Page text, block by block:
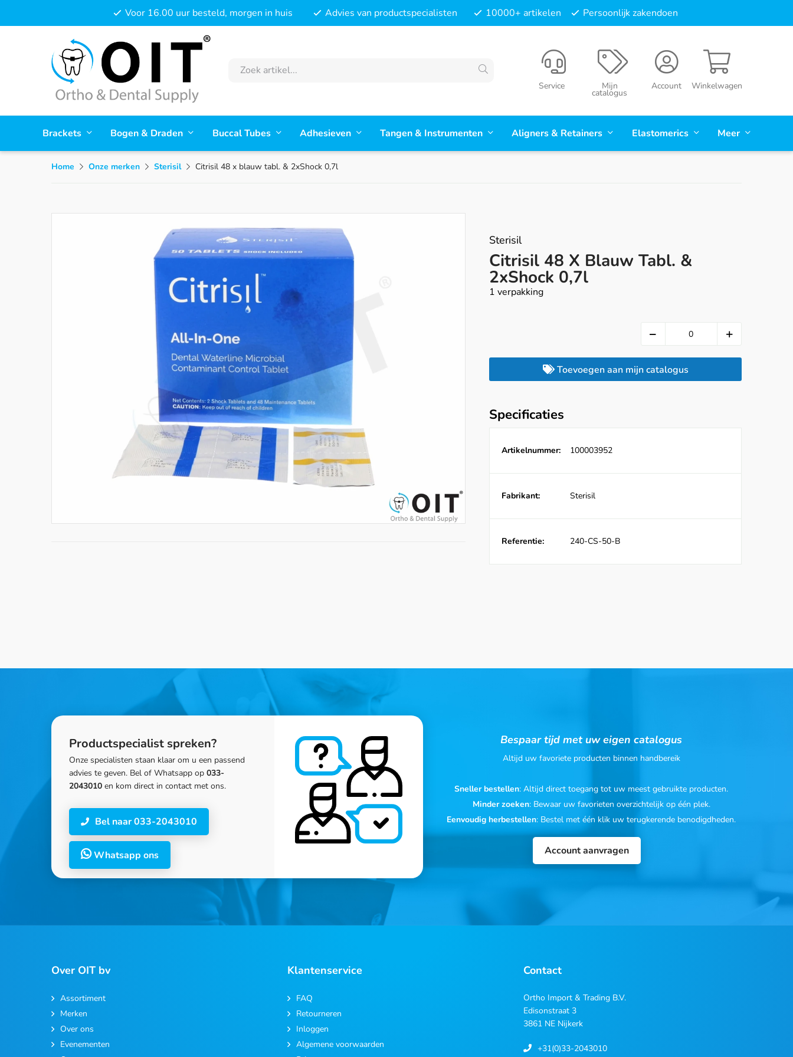
Voor 16.00 uur besteld, morgen in huis Advies van productspecialisten 10000+ artikelen Persoonlijk zakendoen
Winkelwagen
Account
Mijn
catalogus
Service
Brackets Bogen & Draden Buccal Tubes Adhesieven Tangen & Instrumenten Aligners & Retainers Elastomerics Meer
Home Onze merken Sterisil Citrisil 48 x blauw tabl. & 2xShock 0,7l
Sterisil
Citrisil 48 X Blauw Tabl. &
2xShock 0,7l
1 verpakking
Toevoegen aan mijn catalogus
Specificaties
Artikelnummer: 100003952
Fabrikant: Sterisil
Referentie: 240-CS-50-B
Productspecialist spreken?
Onze specialisten staan klaar om u een passend
advies te geven. Bel of Whatsapp op 033-
2043010 en kom direct in contact met ons.
Bel naar 033-2043010
Whatsapp ons
Bespaar tijd met uw eigen catalogus
Altijd uw favoriete producten binnen handbereik
Sneller bestellen: Altijd direct toegang tot uw meest gebruikte producten.
Minder zoeken: Bewaar uw favorieten overzichtelijk op één plek.
Eenvoudig herbestellen: Bestel met één klik uw terugkerende benodigdheden.
Account aanvragen
Over OIT bv
Assortiment
Merken
Over ons
Evenementen
Klantenservice
FAQ
Retourneren
Inloggen
Algemene voorwaarden
Contact
Ortho Import & Trading B.V.
Edisonstraat 3
3861 NE Nijkerk
+31(0)33-2043010